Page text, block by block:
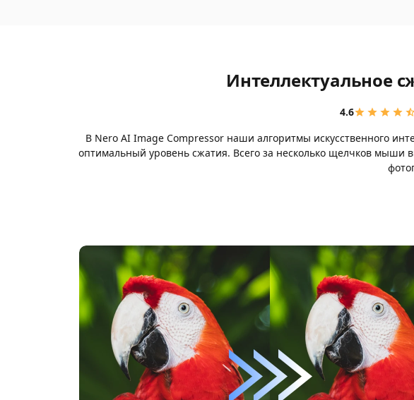
Интеллектуальное
4.6
В Nero AI Image Compressor наши алгоритмы искусственного
оптимальный уровень сжатия. Всего за несколько щелчков мыши